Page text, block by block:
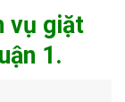
vụ giặt
1.